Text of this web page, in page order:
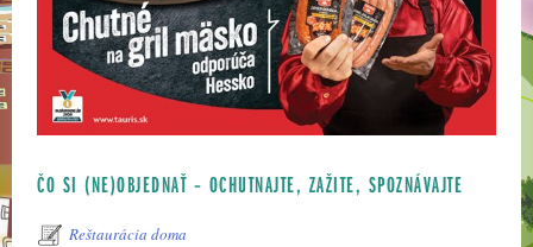
ČO SI (NE)OBJEDNAŤ – OCHUTNAJTE, ZAŽITE, SPOZNÁVAJTE
Reštaurácia doma